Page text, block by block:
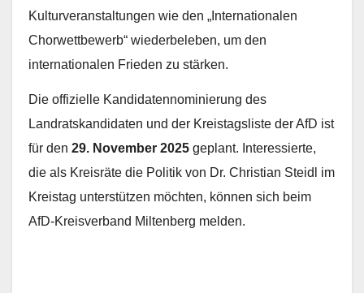
Kulturveranstaltungen wie den „Internationalen
Chorwettbewerb“ wiederbeleben, um den
internationalen Frieden zu stärken.
Die offizielle Kandidatennominierung des
Landratskandidaten und der Kreistagsliste der AfD ist
für den 29. November 2025 geplant. Interessierte,
die als Kreisräte die Politik von Dr. Christian Steidl im
Kreistag unterstützen möchten, können sich beim
AfD-Kreisverband Miltenberg melden.